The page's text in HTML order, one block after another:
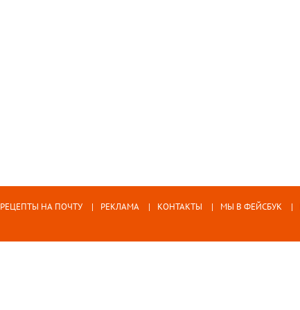
РЕЦЕПТЫ НА ПОЧТУ РЕКЛАМА КОНТАКТЫ МЫ В ФЕЙСБУК